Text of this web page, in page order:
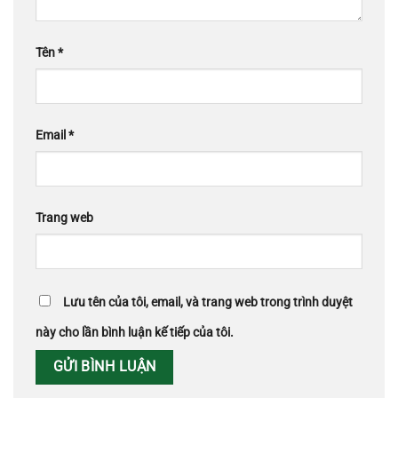
Tên*
Email *
Trang web
Lưu tên của tôi, email, và trang web trong trình duyệt
này cho lần bình luận kế tiếp của tôi.